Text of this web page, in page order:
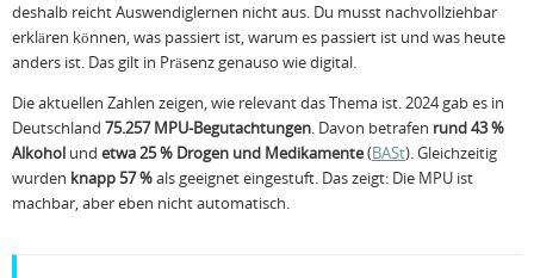
deshalb reicht Auswendiglernen nicht aus. Du musst nachvollziehbar
erklären können, was passiert ist, warum es passiert ist und was heute
anders ist. Das gilt in Präsenz genauso wie digital.
Die aktuellen Zahlen zeigen, wie relevant das Thema ist. 2024 gab es in
Deutschland 75.257 MPU-Begutachtungen. Davon betrafen rund 43 %
Alkohol und etwa 25 % Drogen und Medikamente(BASt). Gleichzeitig
wurden knapp 57 %als geeignet eingestuft. Das zeigt: Die MPU ist
machbar, aber eben nicht automatisch.